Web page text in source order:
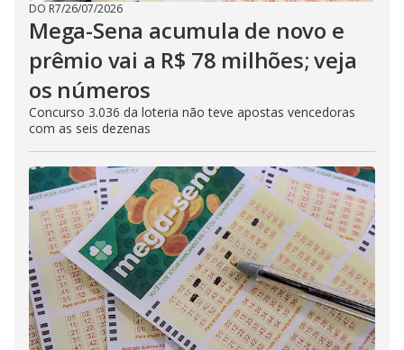
DO R7/26/07/2026
Mega-Sena acumula de novo e
prêmio vai a R$ 78 milhões; veja
os números
Concurso 3.036 da loteria não teve apostas vencedoras
com as seis dezenas